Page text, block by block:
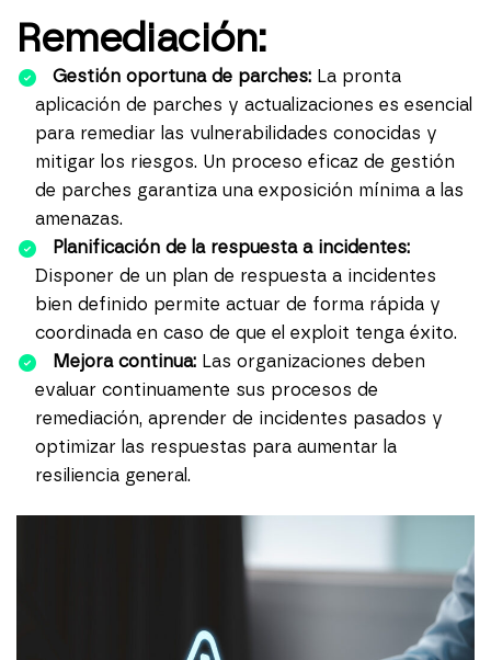
Remediación:
Gestión oportuna de parches: La pronta
aplicación de parches y actualizaciones es esencial
para remediar las vulnerabilidades conocidas y
mitigar los riesgos. Un proceso eficaz de gestión
de parches garantiza una exposición mínima a las
amenazas.
Planificación de la respuesta a incidentes:
Disponer de un plan de respuesta a incidentes
bien definido permite actuar de forma rápida y
coordinada en caso de que el exploit tenga éxito.
Mejora continua: Las organizaciones deben
evaluar continuamente sus procesos de
remediación, aprender de incidentes pasados y
optimizar las respuestas para aumentar la
resiliencia general.